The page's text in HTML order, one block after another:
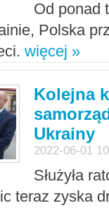
Od ponad
Polska
więcej »
Kolejna
Ukrainy
2022-06-01
Służyła
teraz zyska